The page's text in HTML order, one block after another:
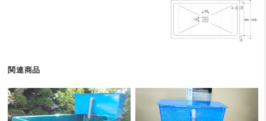
関連商品